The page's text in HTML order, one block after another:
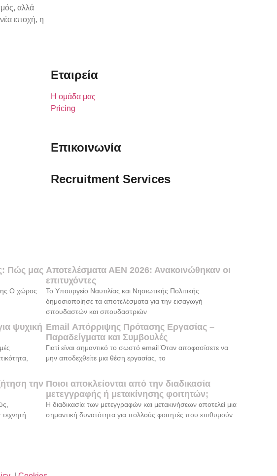
αλλά
νέα εποχή, η
Εταιρεία
Η ομάδα μας
Pricing
Επικοινωνία
Recruitment Services
Πώς μας
Ο χώρος
Αποτελέσματα ΑΕΝ 2026: Ανακοινώθηκαν οι
επιτυχόντες
Το Υπουργείο Ναυτιλίας και Νησιωτικής Πολιτικής
δημοσιοποίησε τα αποτελέσματα για την εισαγωγή
σπουδαστών και σπουδαστριών
ψυχική Email Απόρριψης Πρότασης Εργασίας –
Παραδείγματα και Συμβουλές
Γιατί είναι σημαντικό το σωστό email Όταν αποφασίσετε να
μην αποδεχθείτε μια θέση εργασίας, το
την Ποιοι αποκλείονται από την διαδικασία
μετεγγραφής ή μετακίνησης φοιτητών;
Η διαδικασία των μετεγγραφών και μετακινήσεων αποτελεί μια
σημαντική δυνατότητα για πολλούς φοιτητές που επιθυμούν